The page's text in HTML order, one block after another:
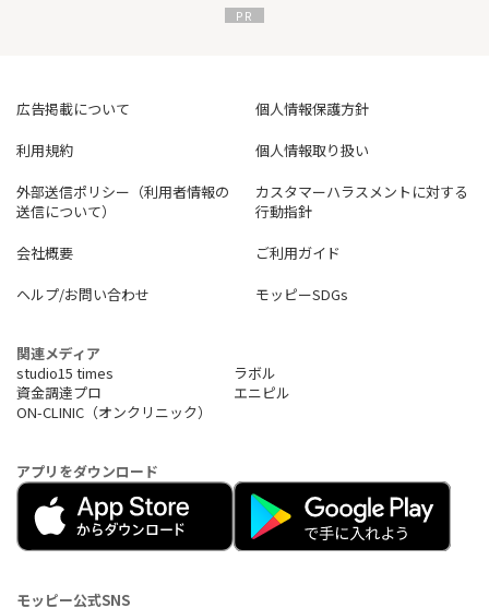
広告掲載について
個人情報保護方針
利用規約
個人情報取り扱い
外部送信ポリシー（利用者情報の
送信について）
カスタマーハラスメントに対する
行動指針
会社概要
ご利用ガイド
ヘルプ/お問い合わせ
モッピーSDGs
関連メディア
studio15 times
ラボル
資金調達プロ
エニピル
ON-CLINIC（オンクリニック）
アプリをダウンロード
モッピー公式SNS